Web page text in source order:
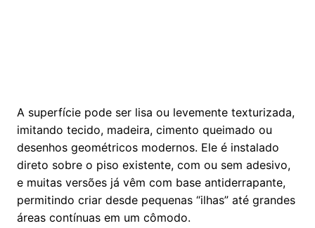
A superfície pode ser lisa ou levemente texturizada,
imitando tecido, madeira, cimento queimado ou
desenhos geométricos modernos. Ele é instalado
direto sobre o piso existente, com ou sem adesivo,
e muitas versões já vêm com base antiderrapante,
permitindo criar desde pequenas “ilhas” até grandes
áreas contínuas em um cômodo.